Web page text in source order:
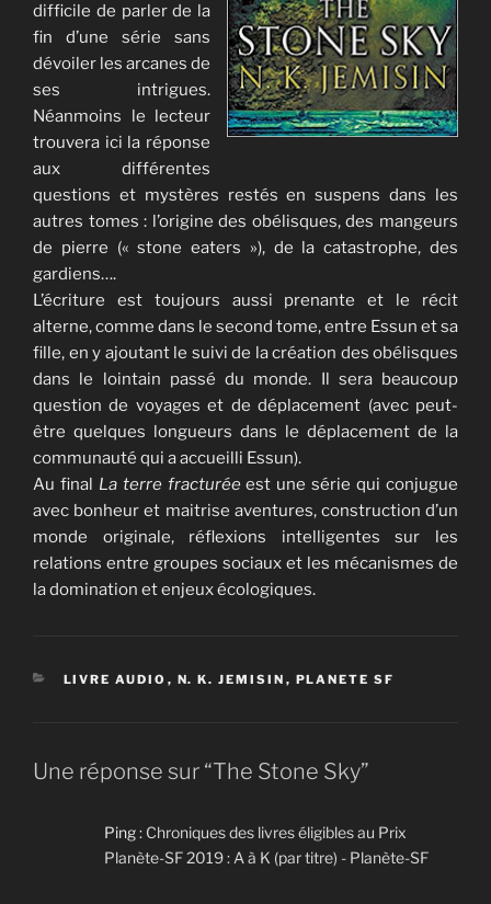
difficile de parler de la
fin d’une série sans
dévoiler les arcanes de
ses intrigues.
Néanmoins le lecteur
trouvera ici la réponse
aux différentes
questions et mystères restés en suspens dans les
autres tomes : l’origine des obélisques, des mangeurs
de pierre (« stone eaters »), de la catastrophe, des
gardiens….
L’écriture est toujours aussi prenante et le récit
alterne, comme dans le second tome, entre Essun et sa
fille, en y ajoutant le suivi de la création des obélisques
dans le lointain passé du monde. Il sera beaucoup
question de voyages et de déplacement (avec peut-
être quelques longueurs dans le déplacement de la
communauté qui a accueilli Essun).
Au final La terre fracturéeest une série qui conjugue
avec bonheur et maitrise aventures, construction d’un
monde originale, réflexions intelligentes sur les
relations entre groupes sociaux et les mécanismes de
la domination et enjeux écologiques.
CATÉGORIES
LIVRE AUDIO , N. K. JEMISIN , PLANETE SF
Une réponse sur “The Stone Sky”
Ping : Chroniques des livres éligibles au Prix
Planète-SF 2019 : A à K (par titre) - Planète-SF